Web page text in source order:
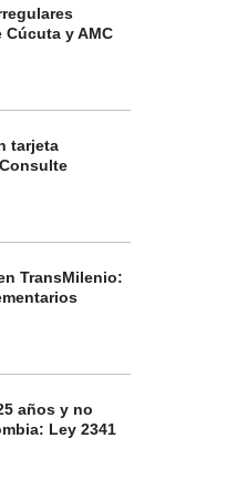
y AMC
tarjeta
TransMilenio:
años y no
Ley 2341